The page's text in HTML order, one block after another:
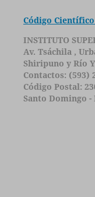
Código
INSTITUTO
Av. Tsáchila ,
Shiripuno y Río
Contactos: (593)
Código Postal:
Santo Domingo -